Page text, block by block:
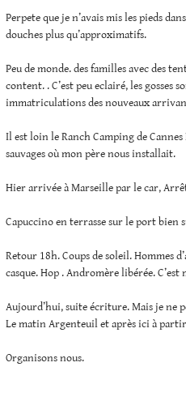
Perpete que je n’avais mis les pieds
douches plus qu’approximatifs.
Peu de monde. des familles avec des
content. . C’est peu eclairé, les gosses
immatriculations des nouveaux
Il est loin le Ranch Camping de
sauvages où mon père nous installait.
Hier arrivée à Marseille par le car,
Capuccino en terrasse sur le port bien
Retour 18h. Coups de soleil. Hommes
casque. Hop . Andromère libérée.
Aujourd’hui, suite écriture. Mais je ne
Le matin Argenteuil et après ici à
Organisons nous.